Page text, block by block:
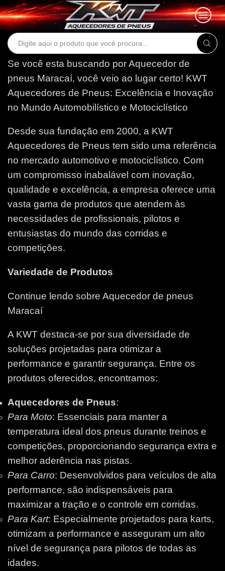
Search
Se você esta buscando por Aquecedor de
pneus Maracaí, você veio ao lugar certo! KWT
Aquecedores de Pneus: Excelência e Inovação
no Mundo Automobilístico e Motociclístico
Desde sua fundação em 2000, a KWT
Aquecedores de Pneus tem sido uma referência
no mercado automotivo e motociclístico. Com
um compromisso inabalável com inovação,
qualidade e excelência, a empresa oferece uma
vasta gama de produtos que atendem às
necessidades de profissionais, pilotos e
entusiastas do mundo das corridas e
competições.
Variedade de Produtos
Continue lendo sobre Aquecedor de pneus
Maracaí
A KWT destaca-se por sua diversidade de
soluções projetadas para otimizar a
performance e garantir segurança. Entre os
produtos oferecidos, encontramos:
Aquecedores de Pneus:
Para Moto: Essenciais para manter a
temperatura ideal dos pneus durante treinos e
competições, proporcionando segurança extra e
melhor aderência nas pistas.
Para Carro: Desenvolvidos para veículos de alta
performance, são indispensáveis para
maximizar a tração e o controle em corridas.
Para Kart: Especialmente projetados para karts,
otimizam a performance e asseguram um alto
nível de segurança para pilotos de todas as
idades.